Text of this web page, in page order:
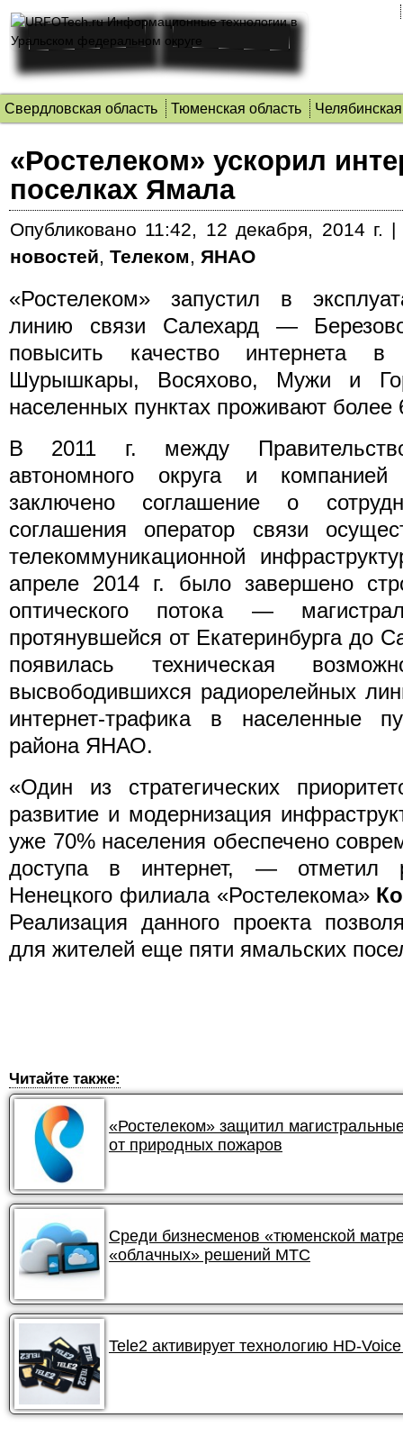
Свердловская область Тюменская область
«Ростелеком» ускорил
поселках Ямала
Опубликовано 11:42, 12 декабря, 2014 г.
новостей, Телеком, ЯНАО
«Ростелеком» запустил в
линию связи Салехард —
повысить качество интернета в
Шурышкары, Восяхово, Мужи и
населенных пунктах проживают
В 2011 г. между
автономного округа и
заключено соглашение о
соглашения оператор связи
телекоммуникационной
апреле 2014 г. было завершено
оптического потока —
протянувшейся от Екатеринбурга до
появилась техническая
высвободившихся радиорелейных
интернет-трафика в населенные
района ЯНАО.
«Один из стратегических
развитие и модернизация
уже 70% населения обеспечено
доступа в интернет, — отметил
Ненецкого филиала «Ростелекома»
Реализация данного проекта
для жителей еще пяти ямальских
Читайте также:
«Ростелеком» защитил
от природных пожаров
Среди бизнесменов «тюменской
«облачных» решений МТС
Tele2 активирует технологию HD-